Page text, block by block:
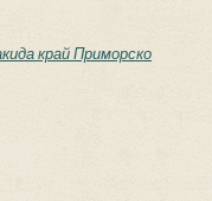
край Приморско